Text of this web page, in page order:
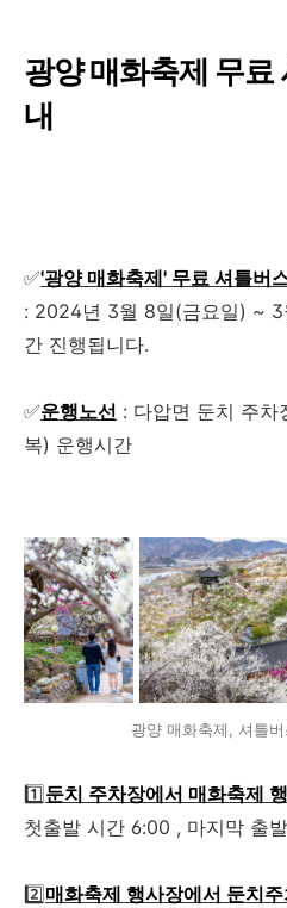
광양 매화축제 무료
내
✅'광양 매화축제' 무료 셔틀버
: 2024년 3월 8일(금요일) ~ 3
간 진행됩니다.
✅운행노선 : 다압면 둔치 주
복) 운행시간
광양 매화축제, 셔틀
1️⃣ 둔치 주차장에서 매화축제
첫출발 시간 6:00 , 마지막 출
2️⃣ 매화축제 행사장에서 둔치